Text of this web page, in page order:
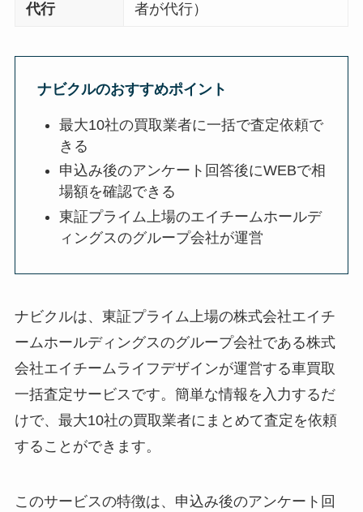
代行
者が代行）
ナビクルのおすすめポイント
最大10社の買取業者に一括で査定依頼で
きる
申込み後のアンケート回答後にWEBで相
場額を確認できる
東証プライム上場のエイチームホールデ
ィングスのグループ会社が運営
ナビクルは、東証プライム上場の株式会社エイチ
ームホールディングスのグループ会社である株式
会社エイチームライフデザインが運営する車買取
一括査定サービスです。簡単な情報を入力するだ
けで、最大10社の買取業者にまとめて査定を依頼
することができます。
このサービスの特徴は、申込み後のアンケート回